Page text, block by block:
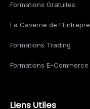
Formations Gratuites
La Caverne de
Formations Trading
Formations E-Commerce
Liens Utiles